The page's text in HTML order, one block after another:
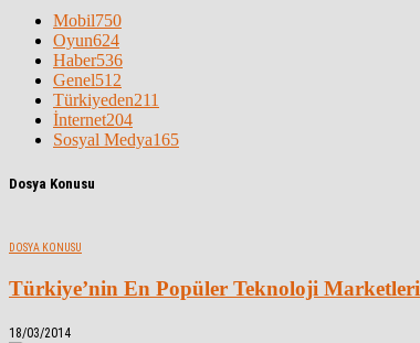
Mobil750
Oyun624
Haber536
Genel512
Türkiyeden211
İnternet204
Sosyal Medya165
Dosya Konusu
DOSYA KONUSU
Türkiye’nin En Popüler Teknoloji Marketleri
18/03/2014